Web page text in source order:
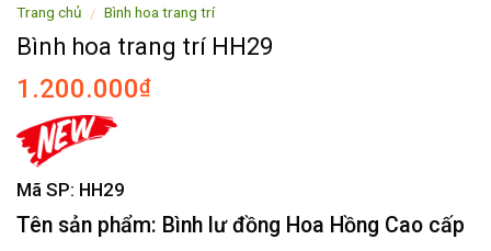
Trang chủ / Bình hoa trang trí
Bình hoa trang trí HH29
1.200.000₫
Mã SP: HH29
Tên sản phẩm: Bình lư đồng Hoa Hồng Cao cấp